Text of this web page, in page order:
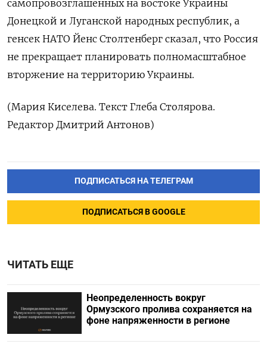
самопровозглашенных на востоке Украины
Донецкой и Луганской народных республик, а
генсек НАТО Йенс Столтенберг сказал, что Россия
не прекращает планировать полномасштабное
вторжение на территорию Украины.
(Мария Киселева. Текст Глеба Столярова.
Редактор Дмитрий Антонов)
ПОДПИСАТЬСЯ НА ТЕЛЕГРАМ
ПОДПИСАТЬСЯ В GOOGLE
ЧИТАТЬ ЕЩЕ
Неопределенность вокруг
Ормузского пролива сохраняется на
фоне напряженности в регионе